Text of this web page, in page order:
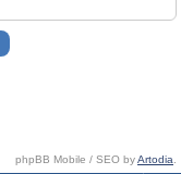
phpBB Mobile / SEO byArtodia.